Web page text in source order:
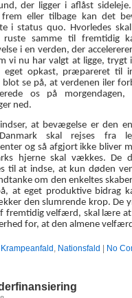
der ligger i aflåst
frem eller tilbage kan det
i status quo. Hvorledes
samme til fremtidig
i en verden, der
vi nu har valgt at ligge, trygt
opkast, præpareret til
se på, at verdenen iler
os på morgendagen,
ned.
at bevægelse er den
skal rejses fra
og så afgjort ikke bliver
hjerne skal vækkes. De
til at indse, at kun døden
om den enkeltes
at eget produktive bidrag
den slumrende krop. De
fremtidig velfærd, skal lære at
for, at den almene
Krampeanfald Nationsfald | No